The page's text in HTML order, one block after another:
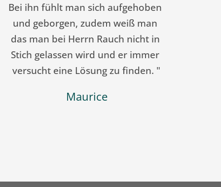
Melanie